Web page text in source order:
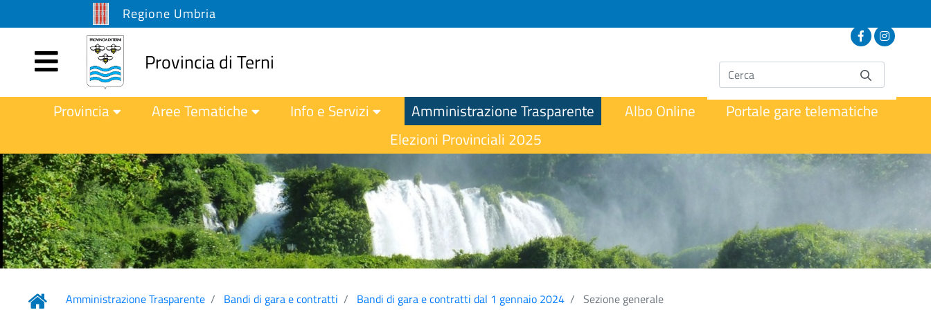
Regione Umbria
Provincia di Terni
Provincia Aree Tematiche Info e Servizi Amministrazione Trasparente Albo Online
Portale gare telematiche
Elezioni Provinciali 2025
Amministrazione Trasparente Bandi di gara e contratti Bandi di gara e contratti dal 1 gennaio 2024 Sezione generale